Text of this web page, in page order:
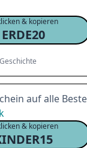
& kopieren
ERDE20
Geschichte
auf alle
& kopieren